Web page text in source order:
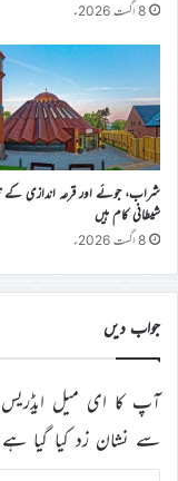
8 اگست 2026ء
شراب، جوئے اور قرعہ اندازی
شیطانی کام ہیں
8 اگست 2026ء
جواب دیں
آپ کا ای میل ایڈریس
سے نشان زد کیا گیا ہے